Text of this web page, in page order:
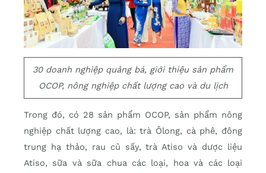
30 doanh nghiệp quảng bá, giới thiệu sản phẩm
OCOP, nông nghiệp chất lượng cao và du lịch
Trong đó, có 28 sản phẩm OCOP, sản phẩm nông
nghiệp chất lượng cao, là: trà Ôlong, cà phê, đông
trung hạ thảo, rau củ sấy, trà Atiso và dược liệu
Atiso, sữa và sữa chua các loại, hoa và các loại